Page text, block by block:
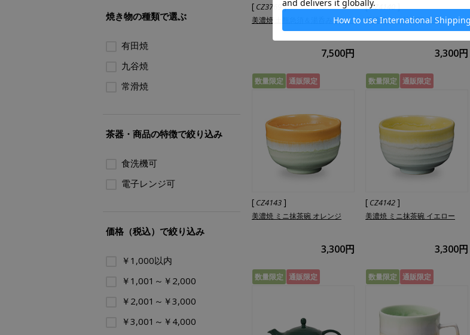
[ CZ3769 ]
美濃焼 土瓶急須＆湯呑みセット
7,500円
[CZ4140]
美濃焼 ミニ抹茶碗 氷柱
3,300円
数量限定 通販限定
[ CZ4143 ]
美濃焼 ミニ抹茶碗 オレンジ
3,300円
数量限定 通販限定
[ CZ4142 ]
美濃焼 ミニ抹茶碗 イエロー
3,300円
数量限定 通販限定 数量限定 通販限定
焼き物の種類で選ぶ
有田焼
九谷焼
常滑焼
茶器・商品の特徴で絞り込み
食洗機可
電子レンジ可
価格（税込）で絞り込み
￥1,000以内
￥1,001～￥2,000
￥2,001～￥3,000
￥3,001～￥4,000